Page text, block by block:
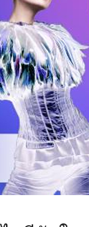
ทศไทย,